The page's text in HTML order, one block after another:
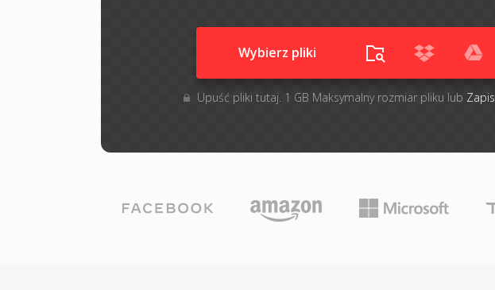
Wybierz pliki
Upuść pliki tutaj. 1 GB Maksymalny rozmiar pliku lub